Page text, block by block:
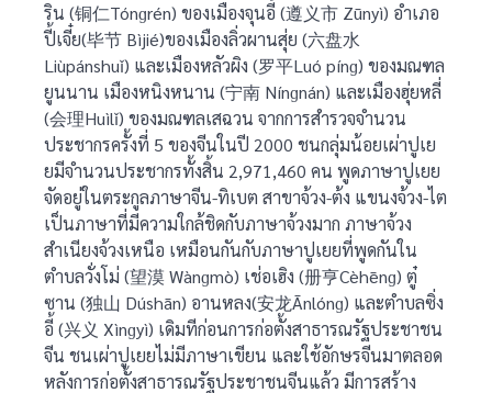
ริน (铜仁Tónɡrén) ของเมืองจุนอี้ (遵义市 Zūnyì) อำเภอ
ปี้เจี๋ย(毕节 Bìjié)ของเมืองลิ่วผานสุ่ย (六盘水
Liùpánshuǐ) และเมืองหลัวผิง (罗平Luó pínɡ) ของมณฑล
ยูนนาน เมืองหนิงหนาน (宁南 Nínɡnán) และเมืองฮุ่ยหลี่
(会理Huìlǐ) ของมณฑลเสฉวน จากการสำรวจจำนวน
ประชากรครั้งที่ 5 ของจีนในปี 2000 ชนกลุ่มน้อยเผ่าปูเย
ยมีจำนวนประชากรทั้งสิ้น 2,971,460 คน พูดภาษาปูเยย
จัดอยู่ในตระกูลภาษาจีน-ทิเบต สาขาจ้วง-ต้ง แขนงจ้วง-ไต
เป็นภาษาที่มีความใกล้ชิดกับภาษาจ้วงมาก ภาษาจ้วง
สำเนียงจ้วงเหนือ เหมือนกันกับภาษาปูเยยที่พูดกันใน
ตำบลวั่งโม่ (望漠 Wànɡmò) เช่อเฮิง (册亨Cèhēnɡ) ตู๋
ซาน (独山 Dúshān) อานหลง(安龙Ānlónɡ) และตำบลซิ่ง
อี้ (兴义 Xìnɡyì) เดิมทีก่อนการก่อตั้งสาธารณรัฐประชาชน
จีน ชนเผ่าปูเยยไม่มีภาษาเขียน และใช้อักษรจีนมาตลอด
หลังการก่อตั้งสาธารณรัฐประชาชนจีนแล้ว มีการสร้าง